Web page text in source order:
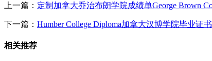
上一篇： 定制加拿大乔治布朗学院成绩单George Brown
下一篇： Humber College Diploma加拿大汉博学院毕业证书
相关推荐